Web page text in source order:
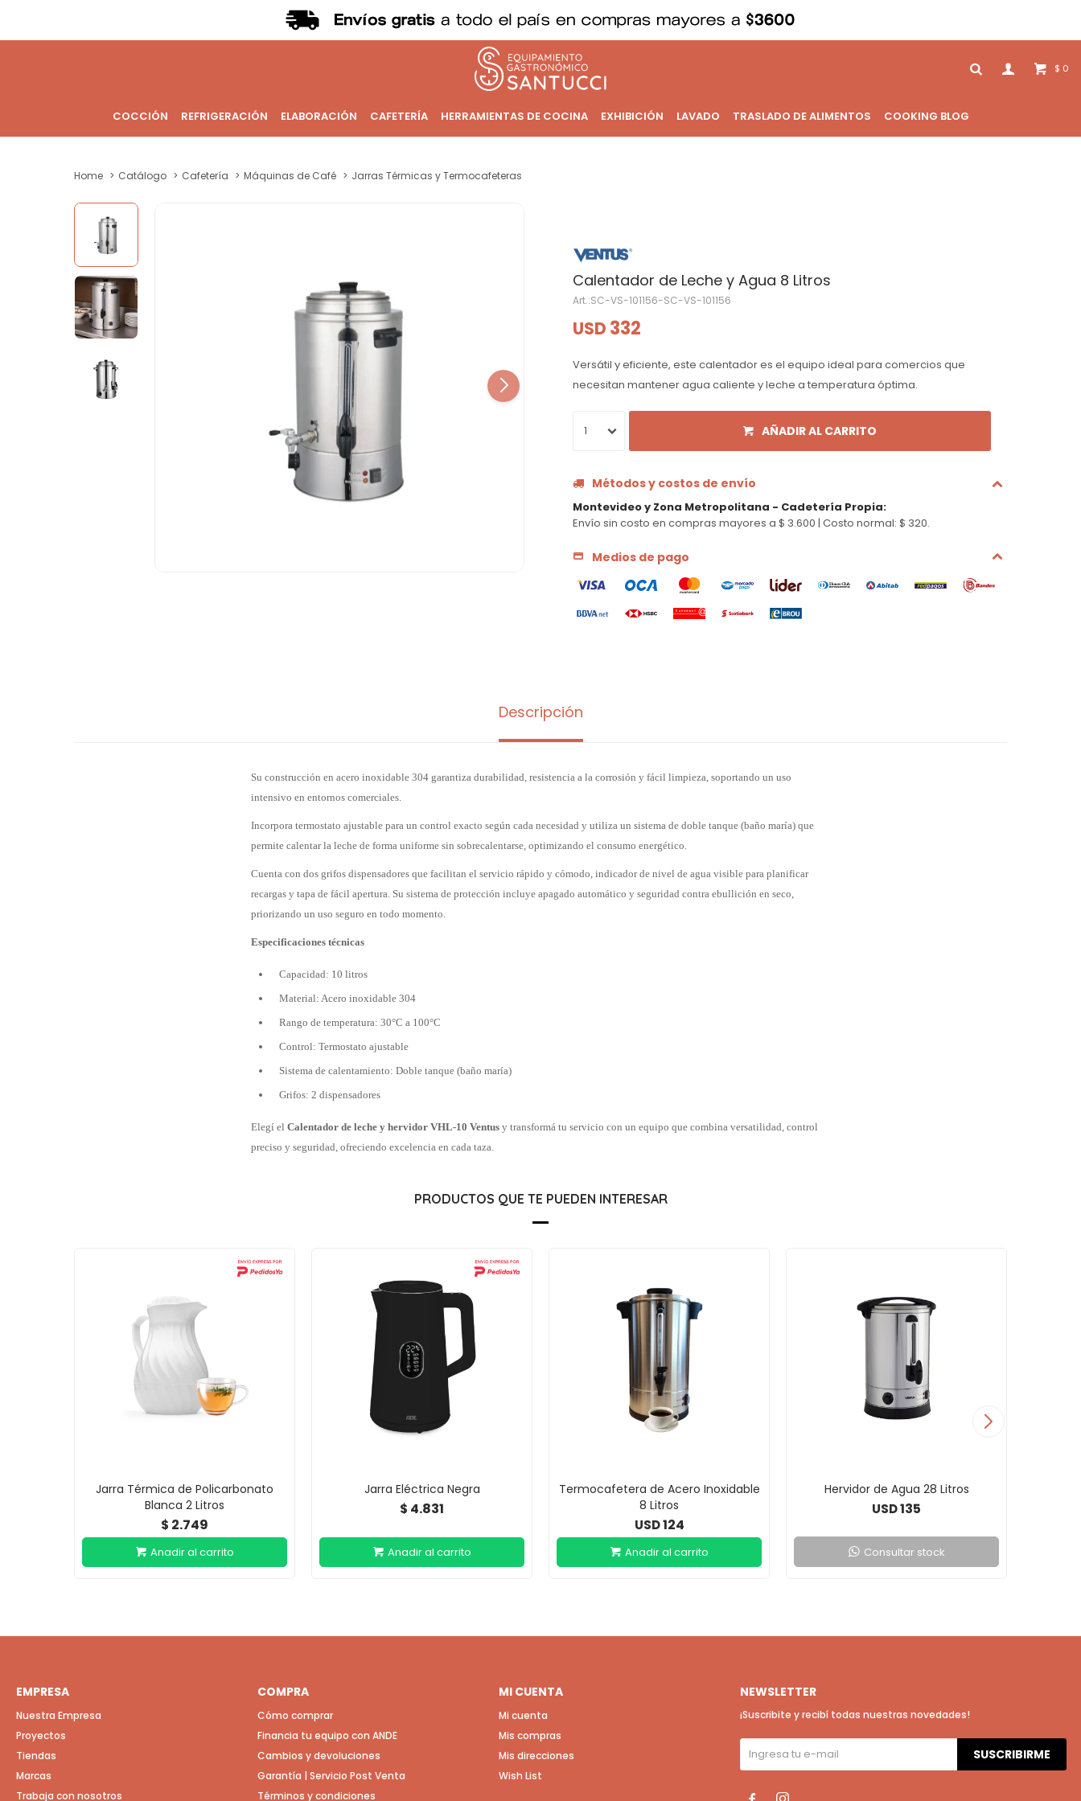
COCCIÓN REFRIGERACIÓN ELABORACIÓN CAFETERÍA HERRAMIENTAS DE COCINA EXHIBICIÓN LAVADO TRASLADO DE ALIMENTOS COOKING BLOG
$ 0
Home Catálogo Cafetería Máquinas de Café Jarras Térmicas y Termocafeteras
Calentador de Leche y Agua 8 Litros
SC-VS-101156-SC-VS-101156
USD 332
Versátil y eficiente, este calentador es el equipo ideal para comercios que
necesitan mantener agua caliente y leche a temperatura óptima.
1 AÑADIR AL CARRITO
Métodos y costos de envío
Montevideo y Zona Metropolitana - Cadetería Propia:
Envío sin costo en compras mayores a $ 3.600 | Costo normal: $ 320.
Medios de pago
Descripción
Su construcción en acero inoxidable 304 garantiza durabilidad, resistencia a la corrosión y fácil limpieza, soportando un uso
intensivo en entornos comerciales.
Incorpora termostato ajustable para un control exacto según cada necesidad y utiliza un sistema de doble tanque (baño maría) que
permite calentar la leche de forma uniforme sin sobrecalentarse, optimizando el consumo energético.
Cuenta con dos grifos dispensadores que facilitan el servicio rápido y cómodo, indicador de nivel de agua visible para planificar
recargas y tapa de fácil apertura. Su sistema de protección incluye apagado automático y seguridad contra ebullición en seco,
priorizando un uso seguro en todo momento.
Especificaciones técnicas
Capacidad: 10 litros
Material: Acero inoxidable 304
Rango de temperatura: 30°C a 100°C
Control: Termostato ajustable
Sistema de calentamiento: Doble tanque (baño maría)
Grifos: 2 dispensadores
Elegí el Calentador de leche y hervidor VHL-10 Ventus y transformá tu servicio con un equipo que combina versatilidad, control
preciso y seguridad, ofreciendo excelencia en cada taza.
PRODUCTOS QUE TE PUEDEN INTERESAR
Jarra Térmica de Policarbonato
Blanca 2 Litros
$ 2.749
Jarra Eléctrica Negra
$ 4.831
Termocafetera de Acero Inoxidable
8 Litros
USD124
Hervidor de Agua 28 Litros
USD135
Consultar stock
EMPRESA
Nuestra Empresa
Proyectos
Tiendas
Marcas
Trabaja con nosotros
COMPRA
Cómo comprar
Financia tu equipo con ANDE
Cambios y devoluciones
Garantía | Servicio Post Venta
Términos y condiciones
MI CUENTA
Mi cuenta
Mis compras
Mis direcciones
Wish List
NEWSLETTER
¡Suscribite y recibí todas nuestras novedades!
SUSCRIBIRME